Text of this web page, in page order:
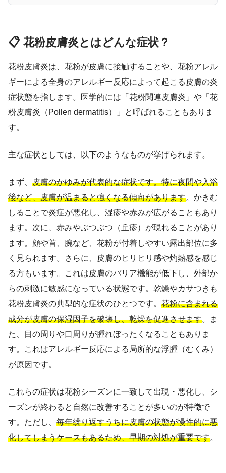
📋 花粉皮膚炎とはどんな症状？
花粉皮膚炎は、花粉が皮膚に接触することや、花粉アレル
ギーによる全身のアレルギー反応によって起こる皮膚の炎
症状態を指します。医学的には「花粉関連皮膚炎」や「花
粉皮膚炎（Pollen dermatitis）」と呼ばれることもありま
す。
主な症状としては、以下のようなものが挙げられます。
まず、 皮膚のかゆみが代表的な症状です。特に夜間や入浴
後など、皮膚が温まると強くなる傾向があります。かきむ
しることで炎症が悪化し、湿疹や赤みが広がることもあり
ます。次に、赤みやぶつぶつ（丘疹）が現れることがあり
ます。顔や首、腕など、花粉が付着しやすい露出部位に多
く見られます。さらに、皮膚のヒリヒリ感や灼熱感を感じ
る方もいます。これは皮膚のバリア機能が低下し、外部か
らの刺激に敏感になっている状態です。乾燥やカサつきも
花粉皮膚炎の典型的な症状のひとつです。 花粉に含まれる
成分が皮膚の保湿因子を破壊し、乾燥を促進させます。ま
た、目の周りや口周りが腫れぼったくなることもありま
す。これはアレルギー反応による局所的な浮腫（むくみ）
が原因です。
これらの症状は花粉シーズンに一致して出現・悪化し、シ
ーズンが終わると自然に改善することが多いのが特徴で
す。ただし、 毎年繰り返すうちに皮膚の状態が慢性的に悪
化してしまうケースもあるため、早期の対処が重要です。